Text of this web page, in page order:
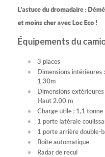
L'astuce du dromadaire :
et moins cher avec Loc Eco !
Équipements du
3 places
Dimensions
1.30m
Dimensions
Haut 2.00 m
Charge utile : 1,1 tonne
1 porte latérale
1 porte arrière double-
Boîte automatique
Radar de recul